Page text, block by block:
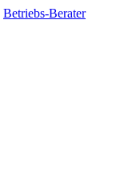
Betriebs-Berater